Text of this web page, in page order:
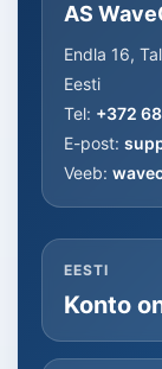
AS
Endla 16,
Eesti
Tel: +372
E-post:
Veeb:
EESTI
Konto